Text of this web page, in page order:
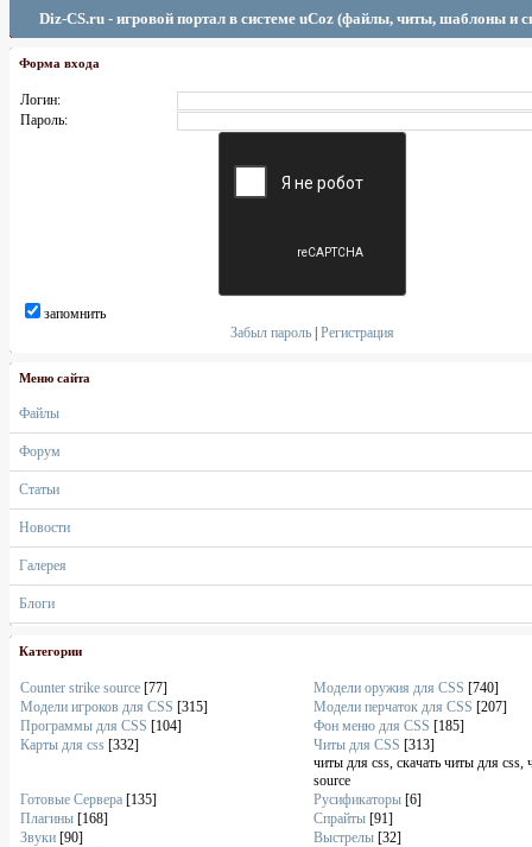
Diz-CS.ru - игровой портал в системе uCoz (файлы, читы, шаблоны и
Форма входа
Логин:
Пароль:
запомнить
Забыл пароль |Регистрация
Меню сайта
Файлы
Форум
Статьи
Новости
Галерея
Блоги
Категории
Counter strike source [77] Модели оружия для CSS [740]
Модели игроков для CSS [315] Модели перчаток для CSS [207]
Программы для CSS [104] Фон меню для CSS [185]
Карты для css [332] Читы для CSS [313]
читы для css, скачать читы для css,
source
Готовые Сервера [135] Русификаторы [6]
Плагины [168] Спрайты [91]
Звуки [90] Выстрелы [32]